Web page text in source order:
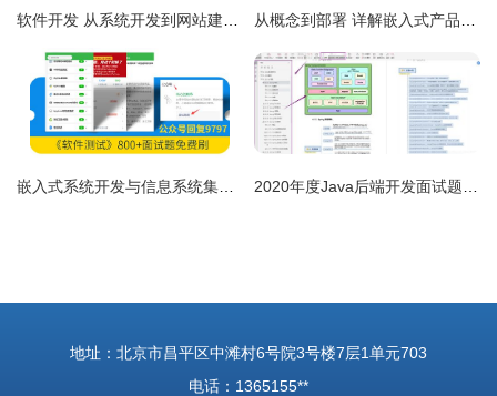
地址：北京市昌平区中滩村6号院3号楼7层1单元703
电话：1365155**